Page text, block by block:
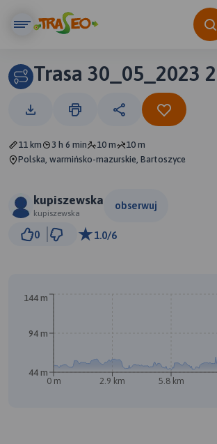
Trasa 30_05_2023
11 km 3 h 6 min 10 m
10 m
Polska, warmińsko-mazurskie, Bartoszyce
kupiszewska
kupiszewska
obserwuj
0 1.0/6
0 m 2.9 km 5.8 km
44 m
94 m
144 m